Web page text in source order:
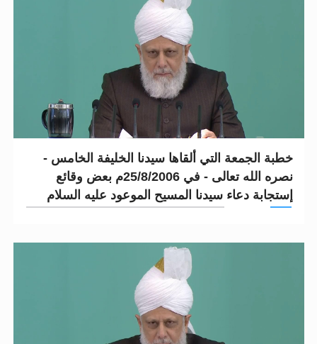
خطبة الجمعة التي ألقاها سيدنا الخليفة الخامس -
نصره الله تعالى - في 25/8/2006م بعض وقائع
إستجابة دعاء سيدنا المسيح الموعود عليه السلام